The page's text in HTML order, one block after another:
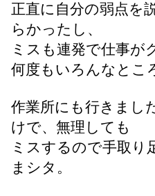
正直に自分の弱点を
らかったし、
ミスも連発で仕事が
何度もいろんなとこ
作業所にも行きまし
けで、無理しても
ミスするので手取り
まシタ。